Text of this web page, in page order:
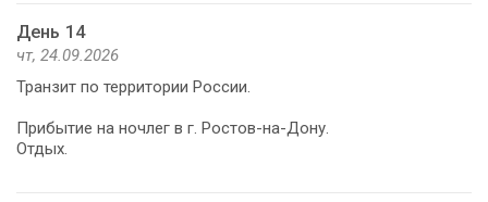
День 14
чт, 24.09.2026
Транзит по территории России.
Прибытие на ночлег в г. Ростов-на-Дону.
Отдых.